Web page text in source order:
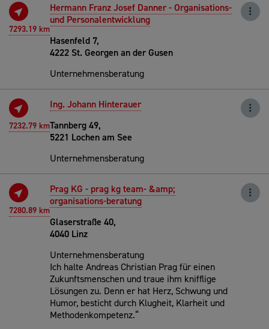
7293.19 km
Hermann Franz Josef Danner - Organisations-
und Personalentwicklung
Hasenfeld 7,
4222 St. Georgen an der Gusen
Unternehmensberatung
7232.79 km
Ing. Johann Hinterauer
Tannberg 49,
5221 Lochen am See
Unternehmensberatung
7280.89 km
Prag KG - prag kg team- &amp;
organisations-beratung
Glaserstraße 40,
4040 Linz
Unternehmensberatung
Ich halte Andreas Christian Prag für einen
Zukunftsmenschen und traue ihm knifflige
Lösungen zu. Denn er hat Herz, Schwung und
Humor, besticht durch Klugheit, Klarheit und
Methodenkompetenz.“